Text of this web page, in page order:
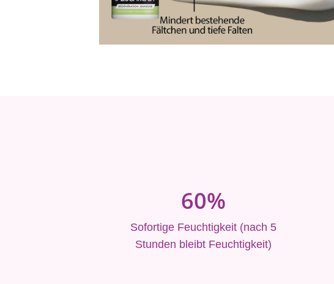
60%
Sofortige Feuchtigkeit (nach 5
Stunden bleibt Feuchtigkeit)